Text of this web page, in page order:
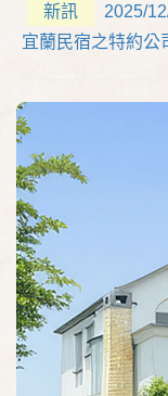
新訊
2025/
宜蘭民宿之特約公